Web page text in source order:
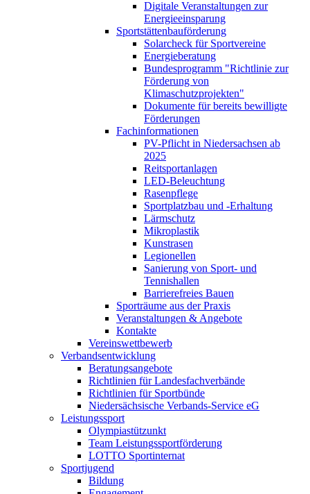
Digitale Veranstaltungen zur
Energieeinsparung
Sportstättenbauförderung
Solarcheck für Sportvereine
Energieberatung
Bundesprogramm "Richtlinie zur
Förderung von
Klimaschutzprojekten"
Dokumente für bereits bewilligte
Förderungen
Fachinformationen
PV-Pflicht in Niedersachsen ab
2025
Reitsportanlagen
LED-Beleuchtung
Rasenpflege
Sportplatzbau und -Erhaltung
Lärmschutz
Mikroplastik
Kunstrasen
Legionellen
Sanierung von Sport- und
Tennishallen
Barrierefreies Bauen
Sporträume aus der Praxis
Veranstaltungen & Angebote
Kontakte
Vereinswettbewerb
Verbandsentwicklung
Beratungsangebote
Richtlinien für Landesfachverbände
Richtlinien für Sportbünde
Niedersächsische Verbands-Service eG
Leistungssport
Olympiastützunkt
Team Leistungssportförderung
LOTTO Sportinternat
Sportjugend
Bildung